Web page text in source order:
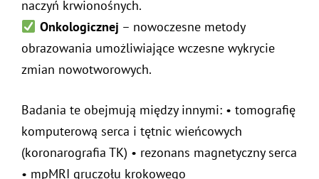
naczyń krwionośnych.
Onkologicznej – nowoczesne metody
obrazowania umożliwiające wczesne wykrycie
zmian nowotworowych.
Badania te obejmują między innymi: • tomografię
komputerową serca i tętnic wieńcowych
(koronarografia TK) • rezonans magnetyczny serca
• mpMRI gruczołu krokowego